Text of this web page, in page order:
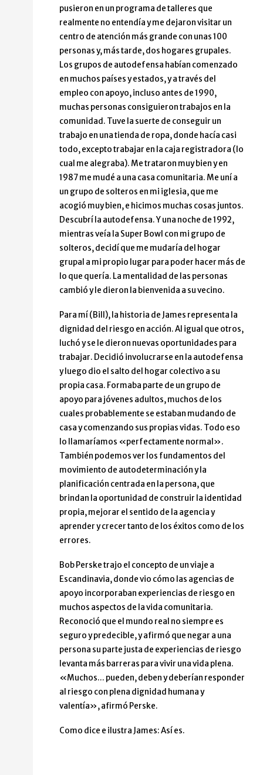
pusieron en un programa de talleres que
realmente no entendía y me dejaron visitar un
centro de atención más grande con unas 100
personas y, más tarde, dos hogares grupales.
Los grupos de autodefensa habían comenzado
en muchos países y estados, y a través del
empleo con apoyo, incluso antes de 1990,
muchas personas consiguieron trabajos en la
comunidad. Tuve la suerte de conseguir un
trabajo en una tienda de ropa, donde hacía casi
todo, excepto trabajar en la caja registradora (lo
cual me alegraba). Me trataron muy bien y en
1987 me mudé a una casa comunitaria. Me uní a
un grupo de solteros en mi iglesia, que me
acogió muy bien, e hicimos muchas cosas juntos.
Descubrí la autodefensa. Y una noche de 1992,
mientras veía la Super Bowl con mi grupo de
solteros, decidí que me mudaría del hogar
grupal a mi propio lugar para poder hacer más de
lo que quería. La mentalidad de las personas
cambió y le dieron la bienvenida a su vecino.
Para mí (Bill), la historia de James representa la
dignidad del riesgo en acción. Al igual que otros,
luchó y se le dieron nuevas oportunidades para
trabajar. Decidió involucrarse en la autodefensa
y luego dio el salto del hogar colectivo a su
propia casa. Formaba parte de un grupo de
apoyo para jóvenes adultos, muchos de los
cuales probablemente se estaban mudando de
casa y comenzando sus propias vidas. Todo eso
lo llamaríamos «perfectamente normal».
También podemos ver los fundamentos del
movimiento de autodeterminación y la
planificación centrada en la persona, que
brindan la oportunidad de construir la identidad
propia, mejorar el sentido de la agencia y
aprender y crecer tanto de los éxitos como de los
errores.
Bob Perske trajo el concepto de un viaje a
Escandinavia, donde vio cómo las agencias de
apoyo incorporaban experiencias de riesgo en
muchos aspectos de la vida comunitaria.
Reconoció que el mundo real no siempre es
seguro y predecible, y afirmó que negar a una
persona su parte justa de experiencias de riesgo
levanta más barreras para vivir una vida plena.
«Muchos... pueden, deben y deberían responder
al riesgo con plena dignidad humana y
valentía», afirmó Perske.
Como dice e ilustra James: Así es.